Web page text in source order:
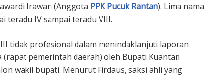
Irawan (Anggota PPK Pucuk Rantan). Lima nama
teradu IV sampai teradu VIII.
tidak profesional dalam menindaklanjuti laporan
pemerintah daerah) oleh Bupati Kuantan
wakil bupati. Menurut Firdaus, saksi ahli yang